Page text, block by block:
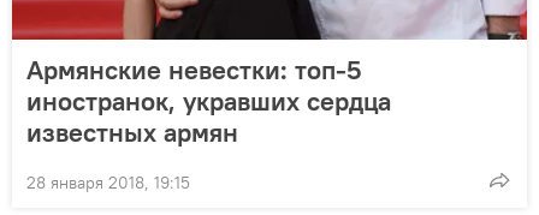
Армянские невестки: топ-5
иностранок, укравших сердца
известных армян
28 января 2018, 19:15